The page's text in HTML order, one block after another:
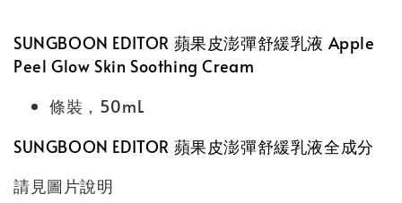
SUNGBOON EDITOR 蘋果皮澎彈舒緩乳液 Apple
Peel Glow Skin Soothing Cream
條裝，50mL
SUNGBOON EDITOR 蘋果皮澎彈舒緩乳液全成分
請見圖片說明